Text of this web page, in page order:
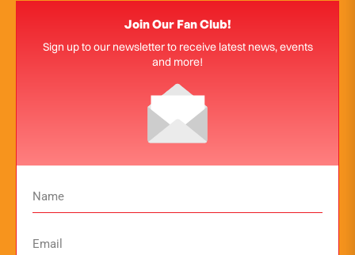
Join Our Fan Club!
Sign up to our newsletter to receive latest news, events
and more!